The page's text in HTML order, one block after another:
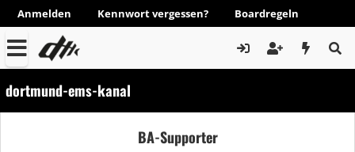
Anmelden Kennwort vergessen? Boardregeln
dortmund-ems-kanal
BA-Supporter